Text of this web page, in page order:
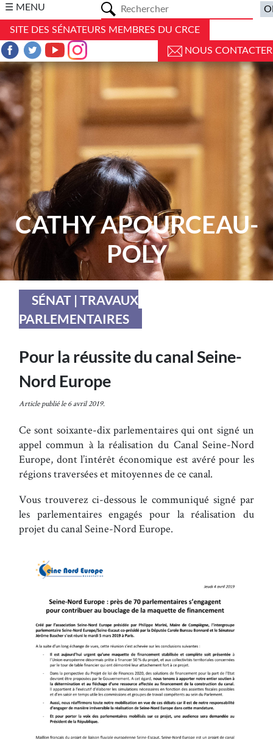
☰ MENU
SITE DES SÉNATEURS MEMBRES DU CRCE
NOUS CONTACTER
CATHY APOURCEAU-
POLY
SÉNAT | TRAVAUX
PARLEMENTAIRES
Pour la réussite du canal Seine-
Nord Europe
Article publié le 6 avril 2019.
Ce sont soixante-dix parlementaires qui ont signé un
appel commun à la réalisation du Canal Seine-Nord
Europe, dont l’intérêt économique est avéré pour les
régions traversées et mitoyennes de ce canal.
Vous trouverez ci-dessous le communiqué signé par
les parlementaires engagés pour la réalisation du
projet du canal Seine-Nord Europe.